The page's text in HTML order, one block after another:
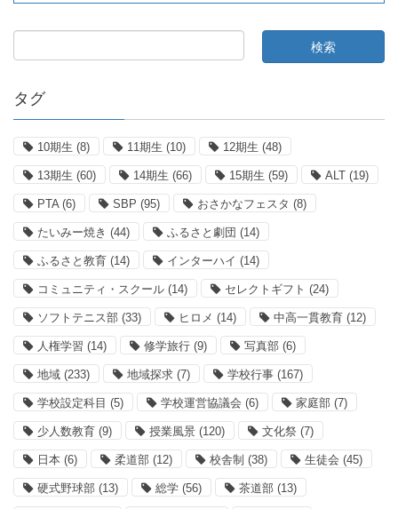
タグ
10期生 (8) 11期生 (10) 12期生 (48)
13期生 (60) 14期生 (66) 15期生 (59) ALT (19)
PTA(6) SBP (95) おさかなフェスタ (8)
たいみー焼き (44) ふるさと劇団 (14)
ふるさと教育 (14) インターハイ (14)
コミュニティ・スクール (14) セレクトギフト (24)
ソフトテニス部 (33) ヒロメ (14) 中高一貫教育 (12)
人権学習 (14) 修学旅行 (9) 写真部 (6)
地域 (233) 地域探求 (7) 学校行事 (167)
学校設定科目 (5) 学校運営協議会 (6) 家庭部 (7)
少人数教育 (9) 授業風景 (120) 文化祭 (7)
日本 (6) 柔道部 (12) 校舎制 (38) 生徒会 (45)
硬式野球部 (13) 総学 (56) 茶道部 (13)